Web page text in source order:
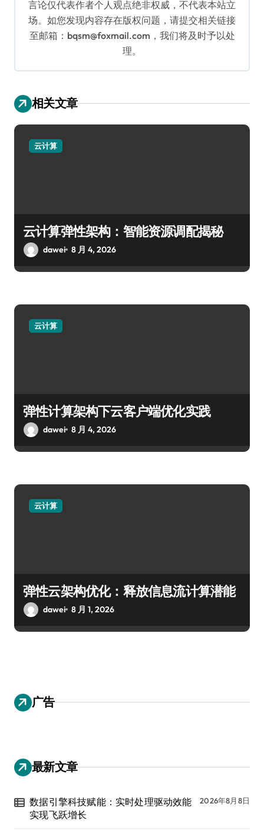
言论仅代表作者个人观点绝非权威，不代表本站立
场。如您发现内容存在版权问题，请提交相关链接
至邮箱：bqsm@foxmail.com，我们将及时予以处
理。
相关文章
云计算
云计算弹性架构：智能资源调配揭秘
dawei 8 月 4, 2026
云计算
弹性计算架构下云客户端优化实践
dawei 8 月 4, 2026
云计算
弹性云架构优化：释放信息流计算潜能
dawei 8 月 1, 2026
广告
最新文章
数据引擎科技赋能：实时处理驱动效能
实现飞跃增长
2026年8月8日